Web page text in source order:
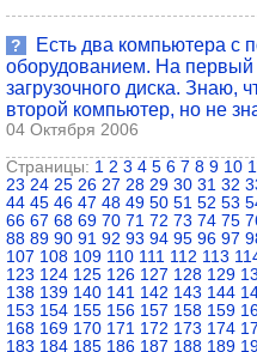
?
Есть два компьютера с
оборудованием. На первый
загрузочного диска. Знаю,
второй компьютер, но не
04 Октября 2006
Страницы: 1 2 3 4 5 6 7 8 9 10
23 24 25 26 27 28 29 30 31 32
44 45 46 47 48 49 50 51 52 53
66 67 68 69 70 71 72 73 74 75
88 89 90 91 92 93 94 95 96 97
107 108 109 110 111 112 113
123 124 125 126 127 128 129
138 139 140 141 142 143 144
153 154 155 156 157 158 159
168 169 170 171 172 173 174
183 184 185 186 187 188 189